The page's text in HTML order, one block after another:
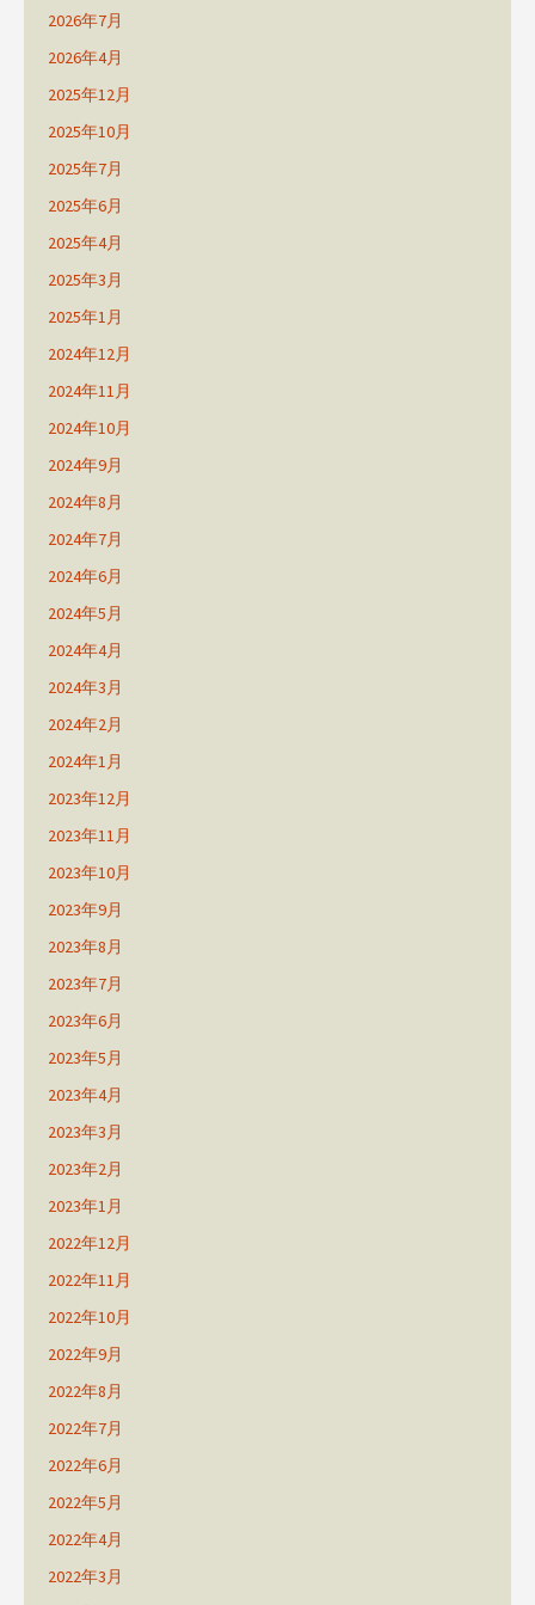
2026年7月
2026年4月
2025年12月
2025年10月
2025年7月
2025年6月
2025年4月
2025年3月
2025年1月
2024年12月
2024年11月
2024年10月
2024年9月
2024年8月
2024年7月
2024年6月
2024年5月
2024年4月
2024年3月
2024年2月
2024年1月
2023年12月
2023年11月
2023年10月
2023年9月
2023年8月
2023年7月
2023年6月
2023年5月
2023年4月
2023年3月
2023年2月
2023年1月
2022年12月
2022年11月
2022年10月
2022年9月
2022年8月
2022年7月
2022年6月
2022年5月
2022年4月
2022年3月